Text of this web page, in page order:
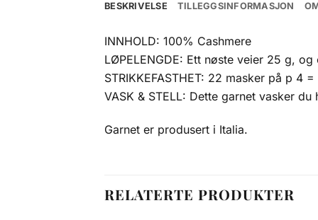
BESKRIVELSE TILLEGGSINFORMASJON
INNHOLD: 100% Cashmere
LØPELENGDE: Ett nøste veier 25 g, og
STRIKKEFASTHET: 22 masker på p 4 =
VASK & STELL: Dette garnet vasker du
Garnet er produsert i Italia.
RELATERTE PRODUKTER